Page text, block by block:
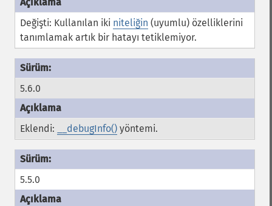
Değişti: Kullanılan iki niteliğin (uyumlu) özelliklerini
tanımlamak artık bir hatayı tetiklemiyor.
5.6.0
Eklendi: __debugInfo() yöntemi.
5.5.0